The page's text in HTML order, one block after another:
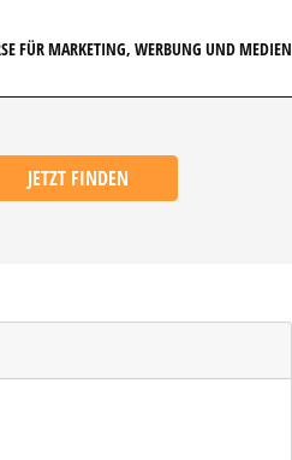
FÜR MARKETING, WERBUNG UND MEDIEN
JETZT FINDEN